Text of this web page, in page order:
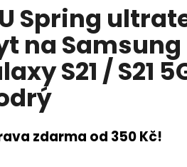
Spring
na Samsung
S21 / S21
zdarma od 350 Kč!